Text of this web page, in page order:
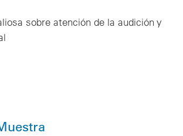
sobre atención de la audición y